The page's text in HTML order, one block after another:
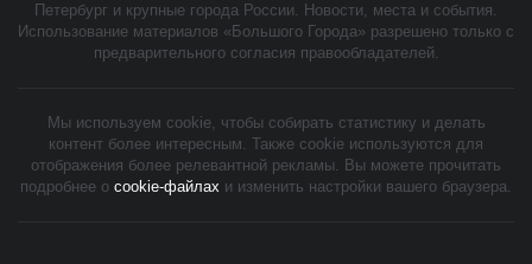
Петербург и крупные города России. Новости, места и события.
Использование материалов «Большого Города» разрешено только с
предварительного согласия правообладателей.
Мы используем cookie, чтобы собирать статистику и делать
контент более интересным. Также cookie используются для
отображения более релевантной рекламы. Вы можете прочитать
подробнее о cookie-файлах и изменить настройки вашего браузера.